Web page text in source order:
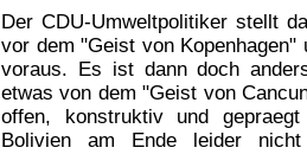
Der CDU-Umweltpolitiker stellt
vor dem "Geist von Kopenhagen"
voraus. Es ist dann doch
etwas von dem "Geist von
offen, konstruktiv und
Bolivien am Ende leider